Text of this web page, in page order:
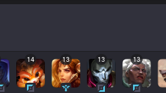
14 13 13 13